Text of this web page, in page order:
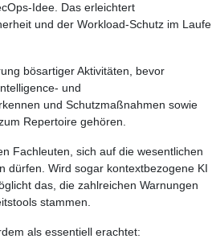
Idee. Das erleichtert
und der Workload-Schutz im Laufe
bösartiger Aktivitäten, bevor
und
und Schutzmaßnahmen sowie
Repertoire gehören.
Fachleuten, sich auf die wesentlichen
dürfen. Wird sogar kontextbezogene KI
das, die zahlreichen Warnungen
stammen.
als essentiell erachtet: